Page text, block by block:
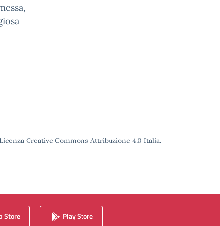
Creative Commons Attribuzione 4.0 Italia.
Store Play Store